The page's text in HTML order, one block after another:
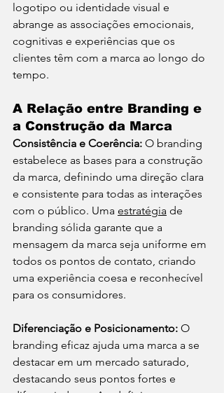
logotipo ou identidade visual e
abrange as associações emocionais,
cognitivas e experiências que os
clientes têm com a marca ao longo do
tempo.
A Relação entre Branding e
a Construção da Marca
Consistência e Coerência: O branding
estabelece as bases para a construção
da marca, definindo uma direção clara
e consistente para todas as interações
com o público. Uma estratégia de
branding sólida garante que a
mensagem da marca seja uniforme em
todos os pontos de contato, criando
uma experiência coesa e reconhecível
para os consumidores.
Diferenciação e Posicionamento: O
branding eficaz ajuda uma marca a se
destacar em um mercado saturado,
destacando seus pontos fortes e